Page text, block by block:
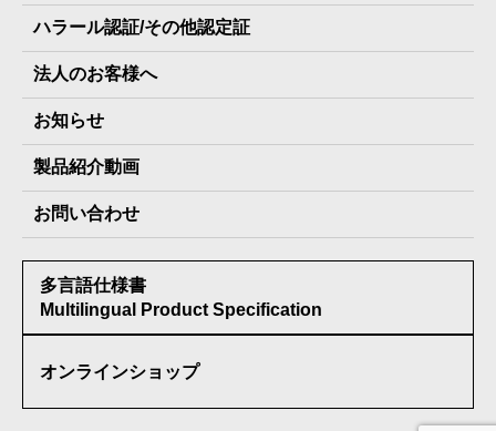
The Next Dekade7年保存
JARAペットフード7年保存
その他製品
JARA(ペット⽤防災備蓄⾷)について
地産地消パッケージについて
社⻑ご挨拶
スタッフ紹介
会社概要
製品納入実績
情報セキュリティ基本方針
受賞歴
ハラール認証/その他認定証
法人のお客様へ
お知らせ
製品紹介動画
お問い合わせ
多言語仕様書
Multilingual Product Specification
オンラインショップ